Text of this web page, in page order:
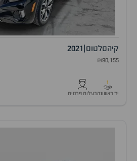
קיהסלטוס 2021
₪90,155
1
יד ראשונהבעלות פרטית